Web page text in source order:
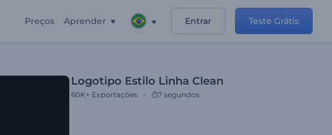
Preços Aprender Entrar Teste Grátis
Logotipo Estilo Linha Clean
60K+ Exportações 7 segundos